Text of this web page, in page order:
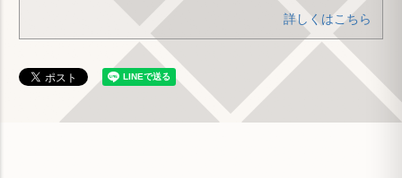
詳しくはこちら